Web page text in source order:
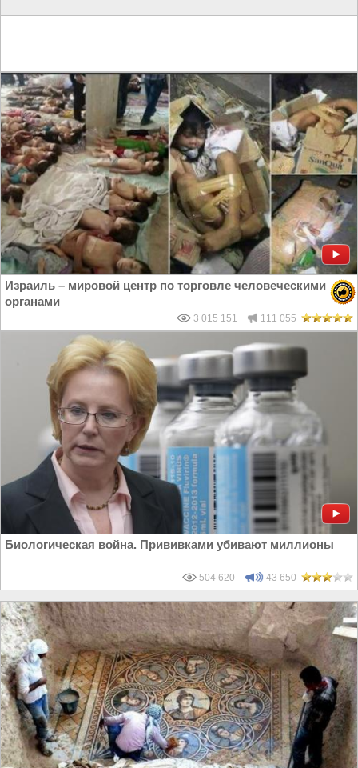
Израиль – мировой центр по торговле человеческими
органами
3 015 151 111 055
Биологическая война. Прививками убивают миллионы
504 620 43 650